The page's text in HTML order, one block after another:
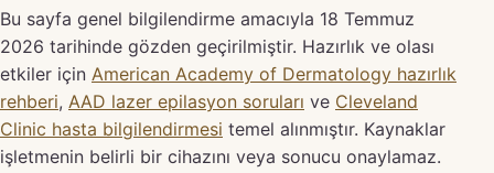
Bu sayfa genel bilgilendirme amacıyla 18 Temmuz
2026 tarihinde gözden geçirilmiştir. Hazırlık ve olası
etkiler için American Academy of Dermatology hazırlık
rehberi, AAD lazer epilasyon soruları ve Cleveland
Clinic hasta bilgilendirmesi temel alınmıştır. Kaynaklar
işletmenin belirli bir cihazını veya sonucu onaylamaz.